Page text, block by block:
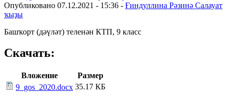
Опубликовано 07.12.2021 - 15:36 - Ғиндуллина Рәзинә Салауат
ҡыҙы
Башҡорт (дәүләт) теленән КТП, 9 класс
Скачать:
Вложение
Размер
9_gos_2020.docx 35.17 КБ